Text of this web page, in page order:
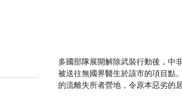
多國部隊展開解除武裝行動後，中
被送往無國界醫生於該市的項目點
的流離失所者營地，令原本惡劣的